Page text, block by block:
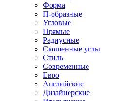
Форма
П-образные
Угловые
Прямые
Радиусные
Скошенные углы
Стиль
Современные
Евро
Английские
Дизайнерские